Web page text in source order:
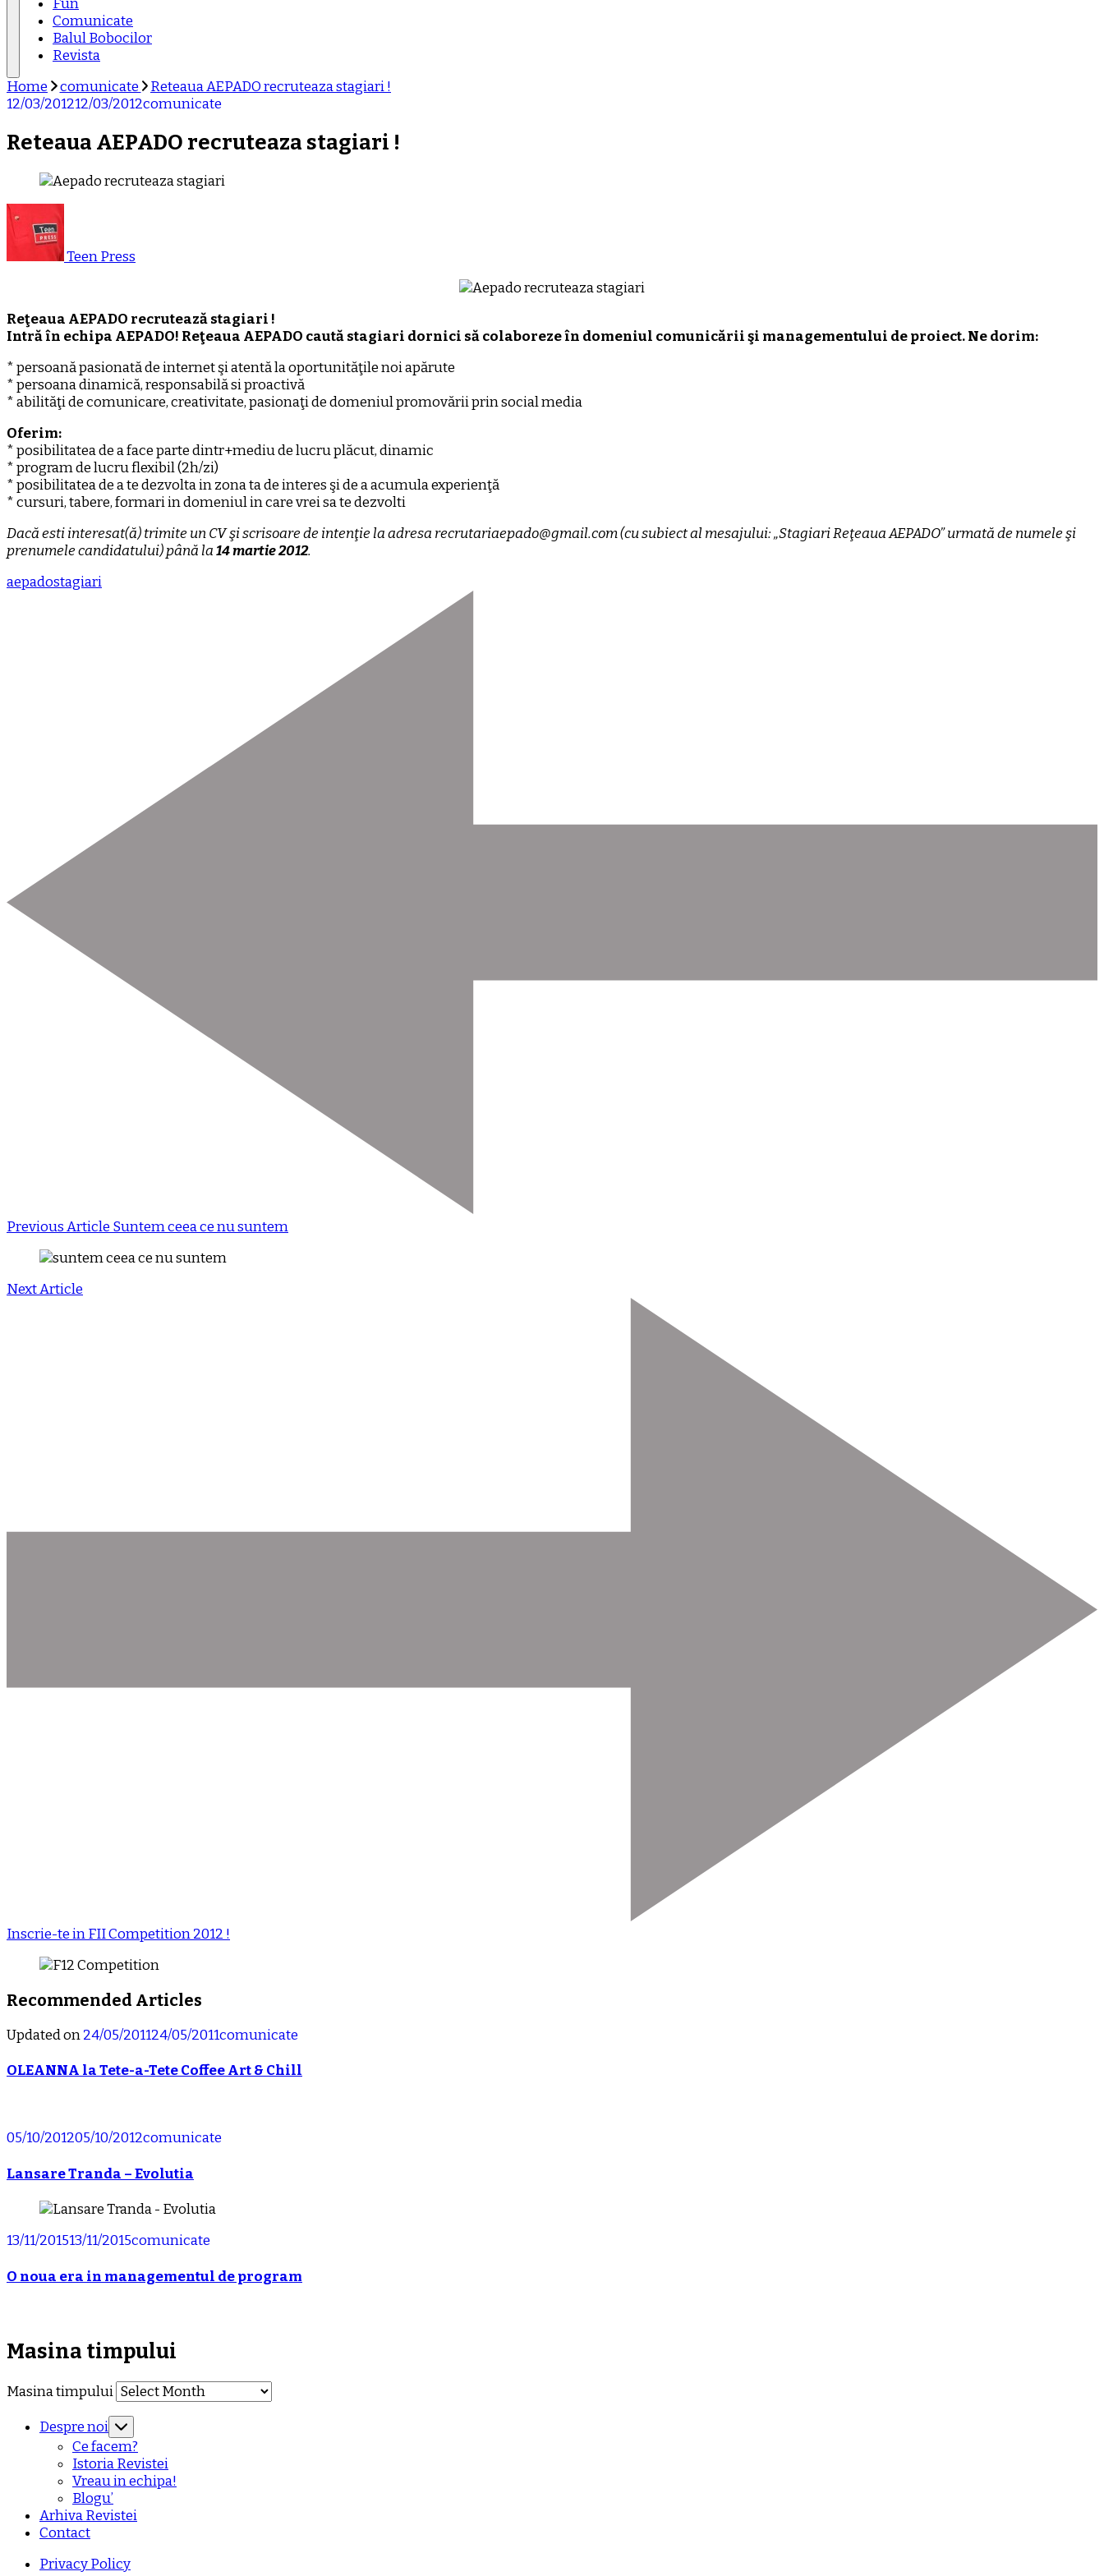
Fun
Comunicate
Balul Bobocilor
Revista
Home comunicate
Reteaua AEPADO recruteaza stagiari !
12/03/201212/03/2012comunicate
Reteaua AEPADO recruteaza stagiari !
Teen Press
Reţeaua AEPADO recrutează stagiari !
Intră în echipa AEPADO! Reţeaua AEPADO caută stagiari dornici să colaboreze în domeniul comunicării şi managementului de proiect. Ne dorim:
* persoană pasionată de internet şi atentă la oportunităţile noi apărute
* persoana dinamică, responsabilă si proactivă
* abilităţi de comunicare, creativitate, pasionaţi de domeniul promovării prin social media
Oferim:
* posibilitatea de a face parte dintr+mediu de lucru plăcut, dinamic
* program de lucru flexibil (2h/zi)
* posibilitatea de a te dezvolta in zona ta de interes şi de a acumula experienţă
* cursuri, tabere, formari in domeniul in care vrei sa te dezvolti
Dacă esti interesat(ă) trimite un CV şi scrisoare de intenţie la adresa recrutariaepado@gmail.com (cu subiect al mesajului: „Stagiari Reţeaua AEPADO” urmată de numele şi
prenumele candidatului) până la14 martie 2012.
aepadostagiari
Previous Article Suntem ceea ce nu suntem
Next Article
Inscrie-te in FII Competition 2012 !
Recommended Articles
Updated on24/05/201124/05/2011comunicate
OLEANNA la Tete-a-Tete Coffee Art & Chill
05/10/201205/10/2012comunicate
Lansare Tranda – Evolutia
13/11/201513/11/2015comunicate
O noua era in managementul de program
Masina timpului
Masina timpului
Despre noi
Ce facem?
Istoria Revistei
Vreau in echipa!
Blogu’
Arhiva Revistei
Contact
Privacy Policy